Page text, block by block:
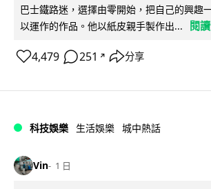
巴士鐵路迷，選擇由零開始，把自己的興趣
以運作的作品。他以紙皮親手製作出...
閱
4,479 251 ↗ 分享
科技娛樂 生活娛樂 城中熱話
Vin 1 日